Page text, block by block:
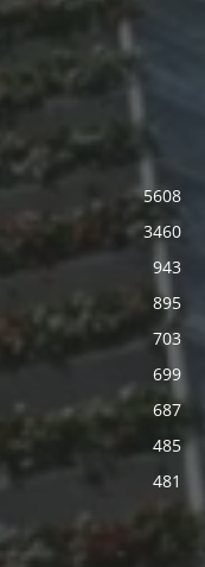
5608
3460
943
895
703
699
687
485
481